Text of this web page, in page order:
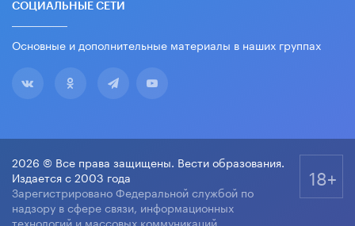
СОЦИАЛЬНЫЕ СЕТИ
Основные и дополнительные материалы в наших группах
2026 © Все права защищены. Вести образования.
Издается с 2003 года
Зарегистрировано Федеральной службой по
надзору в сфере связи, информационных
технологий и массовых коммуникаций.
18+